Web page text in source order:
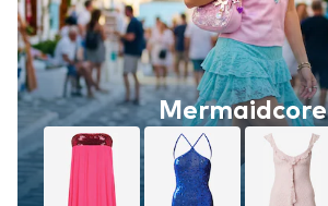
Mermaidcore